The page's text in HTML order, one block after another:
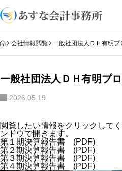
HOME
会社情報閲覧 一般社団法人ＤＨ有明プ
一般社団法人ＤＨ有明プ
2026.05.19
閲覧したい情報をクリックして
ンドウで開きます。
第１期決算報告書 (PDF)
第２期決算報告書 (PDF)
第３期決算報告書 (PDF)
第４期決算報告書 (PDF)